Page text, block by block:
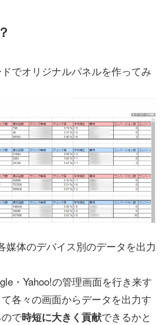
でオリジナルパネルを作ってみ
媒体のデバイス別のデータを出力
・Yahoo!の管理画面を行き来す
各々の画面からデータを出力す
で時短に大きく貢献できるかと